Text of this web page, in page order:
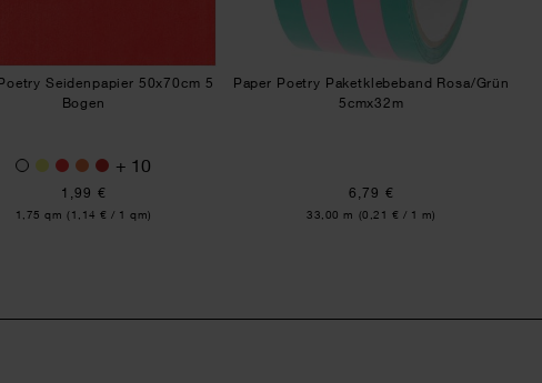
Seidenpapier 50x70cm 5
Bogen
+ 10
1,99 €
Inhalt:
1,75 qm (1,14 € / 1 qm)
Paper Poetry Paketklebeband Rosa/Grün
5cmx32m
6,79 €
Inhalt:
33,00 m (0,21 € / 1 m)